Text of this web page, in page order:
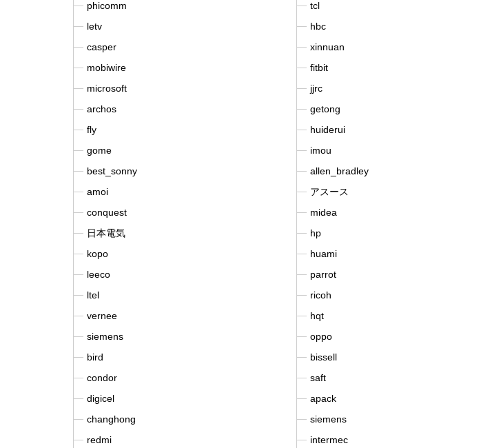
phicomm
letv
casper
mobiwire
microsoft
archos
fly
gome
best_sonny
amoi
conquest
日本電気
kopo
leeco
ltel
vernee
siemens
bird
condor
digicel
changhong
redmi
tcl
hbc
xinnuan
fitbit
jjrc
getong
huiderui
imou
allen_bradley
アスース
midea
hp
huami
parrot
ricoh
hqt
oppo
bissell
saft
apack
siemens
intermec